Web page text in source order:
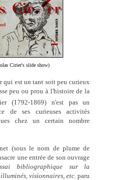
Cirier's slide show)
qui est un tant soit peu curieux
peu ou prou à l'histoire de la
(1792-1869) n'est pas un
de ses curieuses activités
chez un certain nombre
(sous le nom de plume de
une entrée de son ouvrage
bibliographique sur la
visionnaires, etc.paru